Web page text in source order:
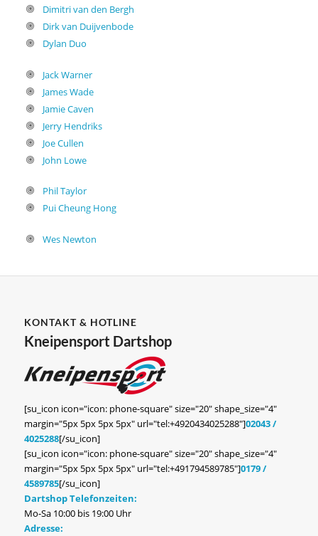
Dimitri van den Bergh
Dirk van Duijvenbode
Dylan Duo
Jack Warner
James Wade
Jamie Caven
Jerry Hendriks
Joe Cullen
John Lowe
Phil Taylor
Pui Cheung Hong
Wes Newton
KONTAKT & HOTLINE
Kneipensport Dartshop
[su_icon icon="icon: phone-square" size="20" shape_size="4"
margin="5px 5px 5px 5px" url="tel:+4920434025288"]02043 /
4025288[/su_icon]
[su_icon icon="icon: phone-square" size="20" shape_size="4"
margin="5px 5px 5px 5px" url="tel:+491794589785"]0179 /
4589785[/su_icon]
Dartshop Telefonzeiten:
Mo-Sa 10:00 bis 19:00 Uhr
Adresse: